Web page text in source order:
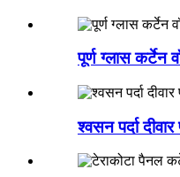
पूर्ण ग्लास कर्टेन
श्वसन पर्दा दीवार